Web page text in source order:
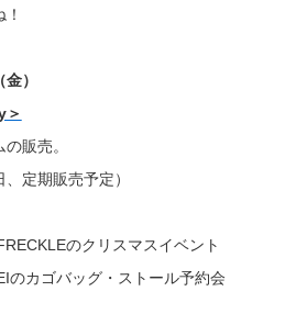
）
＞
販売。
、定期販売予定）
のクリスマスイベント
のカゴバッグ・ストール予約会